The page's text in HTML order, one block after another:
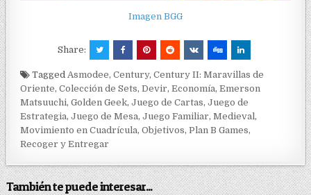
Imagen BGG
Share:
TaggedAsmodee,Century,Century II: Maravillas de
Oriente,Colección de Sets,Devir,Economía,Emerson
Matsuuchi,Golden Geek,Juego de Cartas,Juego de
Estrategia,Juego de Mesa,Juego Familiar,Medieval,
Movimiento en Cuadrícula,Objetivos,Plan B Games,
Recoger y Entregar
También te puede interesar...